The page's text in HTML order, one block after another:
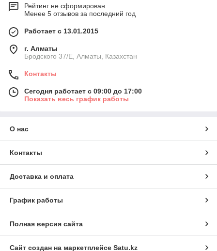
Рейтинг не сформирован
Менее 5 отзывов за последний год
Работает с 13.01.2015
г. Алматы
Бродского 37/E, Алматы, Казахстан
Контакты
Сегодня работает с 09:00 до 17:00
Показать весь график работы
О нас
Контакты
Доставка и оплата
График работы
Полная версия сайта
Сайт создан на маркетплейсе Satu.kz